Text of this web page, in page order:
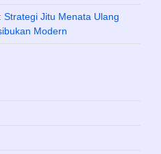
Jitu Menata Ulang
Modern